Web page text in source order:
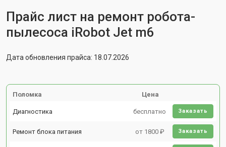
Прайс лист на ремонт робота-
пылесоса iRobot Jet m6
Дата обновления прайса: 18.07.2026
Поломка Цена
Диагностика бесплатно Заказать
Ремонт блока питания от 1800 ₽ Заказать